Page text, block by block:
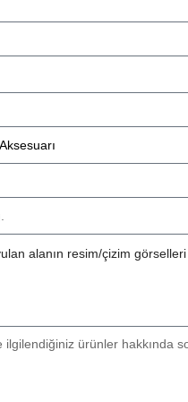
alanın resim/çizim görselleri